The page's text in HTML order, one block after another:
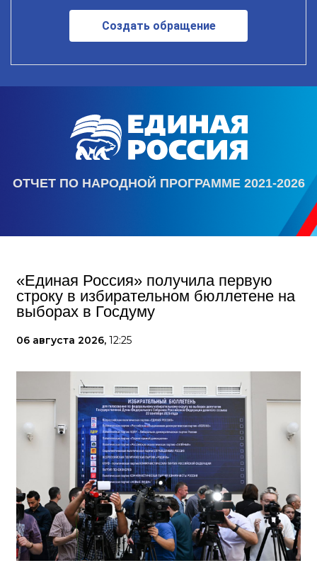
Создать обращение
ОТЧЕТ ПО НАРОДНОЙ ПРОГРАММЕ 2021-2026
«Единая Россия» получила первую
строку в избирательном бюллетене на
выборах в Госдуму
06 августа 2026, 12:25